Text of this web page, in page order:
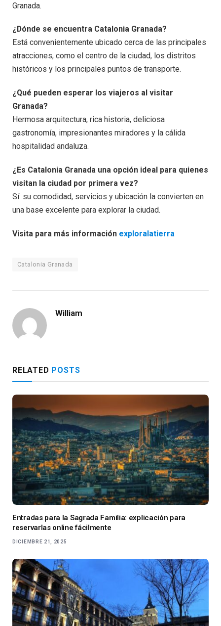
Granada.
¿Dónde se encuentra Catalonia Granada?
Está convenientemente ubicado cerca de las principales
atracciones, como el centro de la ciudad, los distritos
históricos y los principales puntos de transporte.
¿Qué pueden esperar los viajeros al visitar
Granada?
Hermosa arquitectura, rica historia, deliciosa
gastronomía, impresionantes miradores y la cálida
hospitalidad andaluza.
¿Es Catalonia Granada una opción ideal para quienes
visitan la ciudad por primera vez?
Sí: su comodidad, servicios y ubicación la convierten en
una base excelente para explorar la ciudad.
Visita para más información exploralatierra
Catalonia Granada
William
RELATED POSTS
Entradas para la Sagrada Familia: explicación para
reservarlas online fácilmente
DICIEMBRE 21, 2025